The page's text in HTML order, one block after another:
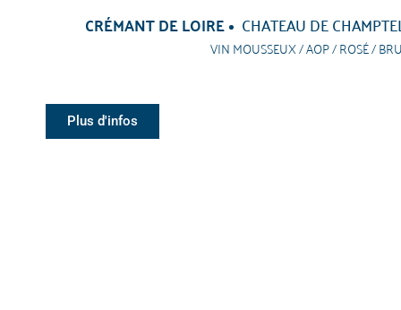
CRÉMANT DE LOIRE CHATEAU DE
VIN MOUSSEUX / AOP / ROSÉ /
Plus d'infos